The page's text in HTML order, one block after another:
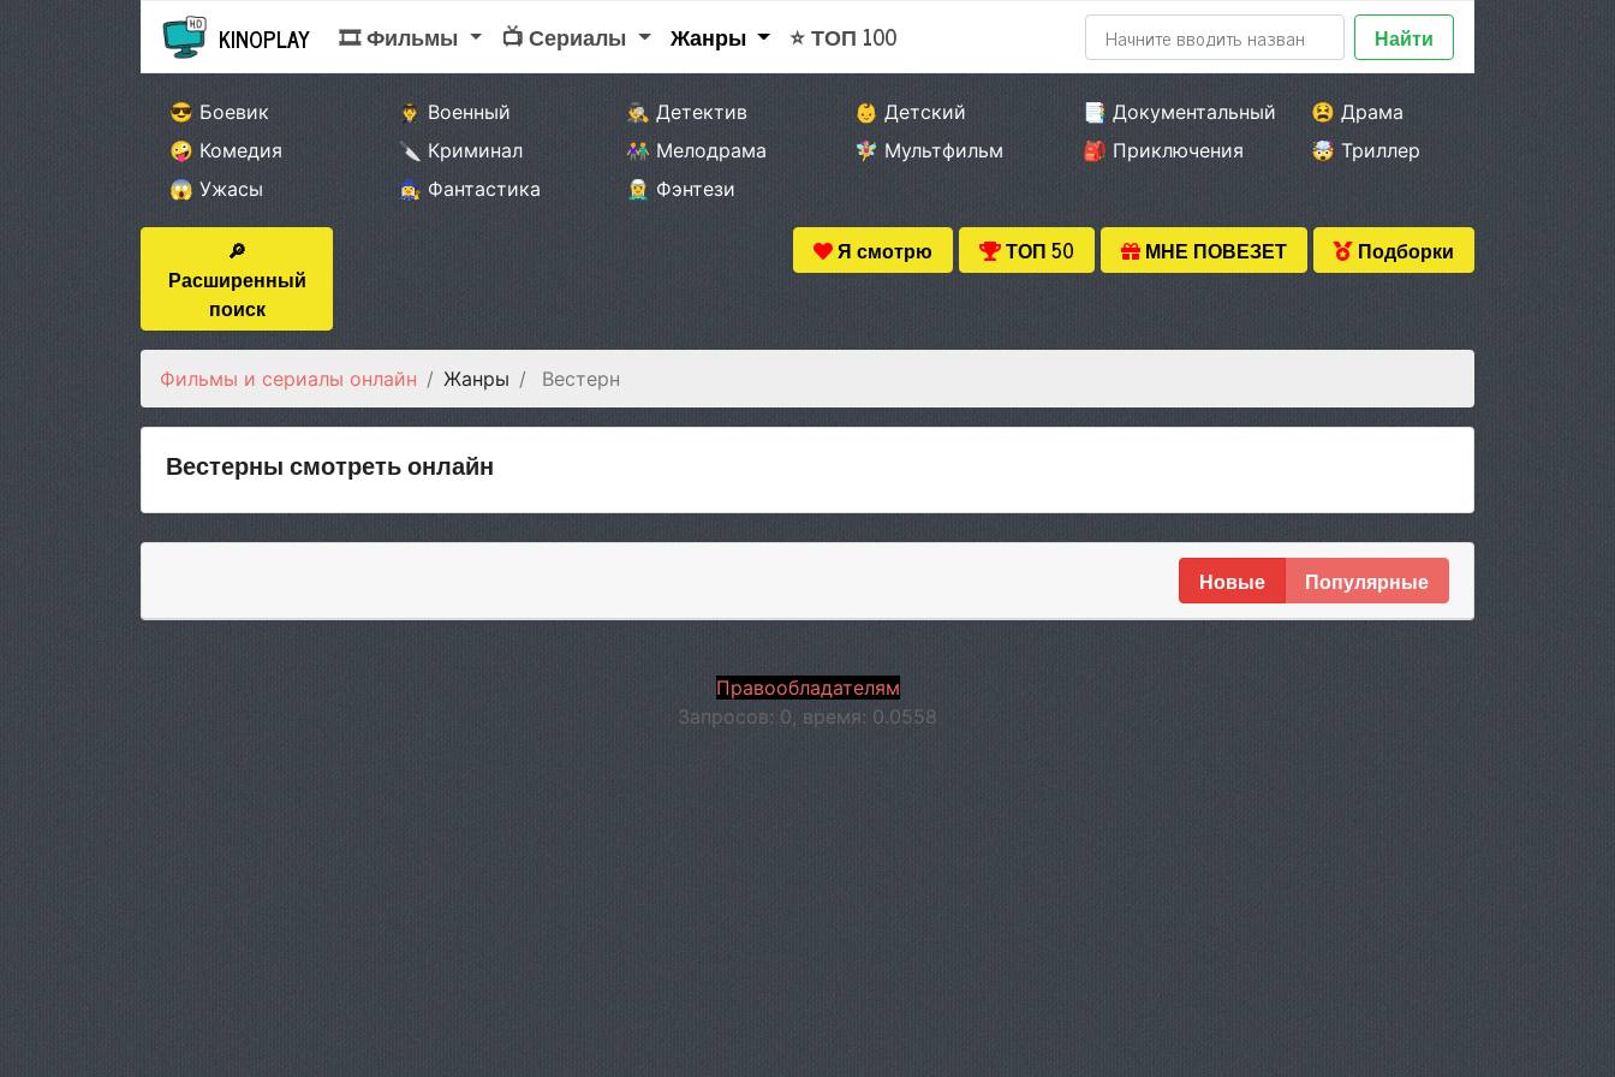
KINOPLAY 🎞 Фильмы 📺 Сериалы Жанры ⭐ ТОП 100 Найти
😎 Боевик 👨‍✈️ Военный 🕵️‍♂️ Детектив 👶 Детский 📑 Документальный
😫 Драма
🤪 Комедия
🔪 Криминал 👫 Мелодрама 🧚‍♀️ Мультфильм 🎒 Приключения
🤯 Триллер
😱 Ужасы
🧙‍♀️ Фантастика 🧝‍♂️ Фэнтези
🔎
Расширенный
поиск
Я смотрю ТОП 50 МНЕ ПОВЕЗЕТ Подборки
Фильмы и сериалы онлайн Жанры Вестерн
Вестерны смотреть онлайн
Новые Популярные
Правообладателям
Запросов: 0, время: 0.0558